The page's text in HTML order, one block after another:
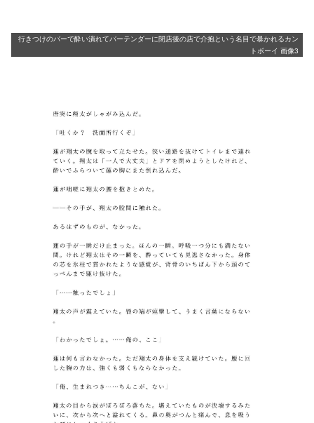
行きつけのバーで酔い潰れてバーテンダーに閉店後の店で介抱という名目で暴かれるカン
トボーイ 画像3